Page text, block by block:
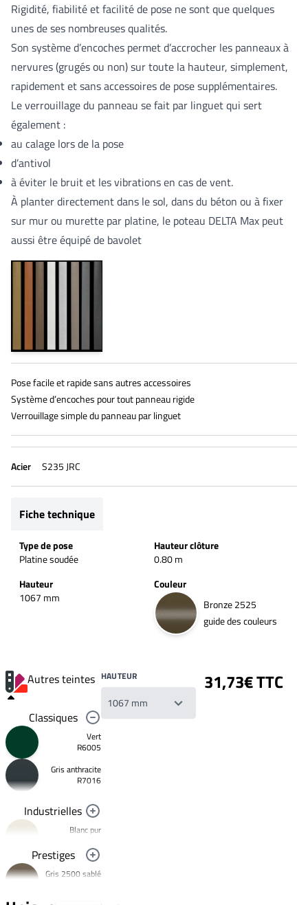
Rigidité, fiabilité et facilité de pose ne sont que quelques
unes de ses nombreuses qualités.
Son système d’encoches permet d’accrocher les panneaux à
nervures (grugés ou non) sur toute la hauteur, simplement,
rapidement et sans accessoires de pose supplémentaires.
Le verrouillage du panneau se fait par linguet qui sert
également :
au calage lors de la pose
d’antivol
à éviter le bruit et les vibrations en cas de vent.
À planter directement dans le sol, dans du béton ou à fixer
sur mur ou murette par platine, le poteau DELTA Max peut
aussi être équipé de bavolet
Pose facile et rapide sans autres accessoires
Système d’encoches pour tout panneau rigide
Verrouillage simple du panneau par linguet
Acier S235 JRC
Fiche technique
Type de pose
Platine soudée
Hauteur clôture
0.80 m
Hauteur
1067 mm
Couleur
Bronze 2525
guide des couleurs
Autres teintes
Classiques
Vert
R6005
Gris anthracite
R7016
Industrielles
Blanc pur
Noir foncé
R9005
Prestiges
Gris 2500 sablé
HAUTEUR 31,73€ TTC
Votre
liste
souhaits
Un
produit
Créer
nouvelle